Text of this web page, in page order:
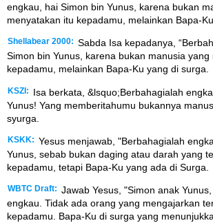
engkau, hai Simon bin Yunus, karena bukan
menyatakan itu kepadamu, melainkan Bapa-
Shellabear 2000: Sabda Isa kepadanya,
Simon bin Yunus, karena bukan manusia yang
kepadamu, melainkan Bapa-Ku yang di surga.
KSZI:
Isa berkata, &lsquo;Berbahagialah
Yunus! Yang memberitahumu bukannya
syurga.
KSKK: Yesus menjawab, "Berbahagialah
Yunus, sebab bukan daging atau darah yang
kepadamu, tetapi Bapa-Ku yang ada di Surga.
WBTC Draft: Jawab Yesus, "Simon anak
engkau. Tidak ada orang yang mengajarkan
kepadamu. Bapa-Ku di surga yang